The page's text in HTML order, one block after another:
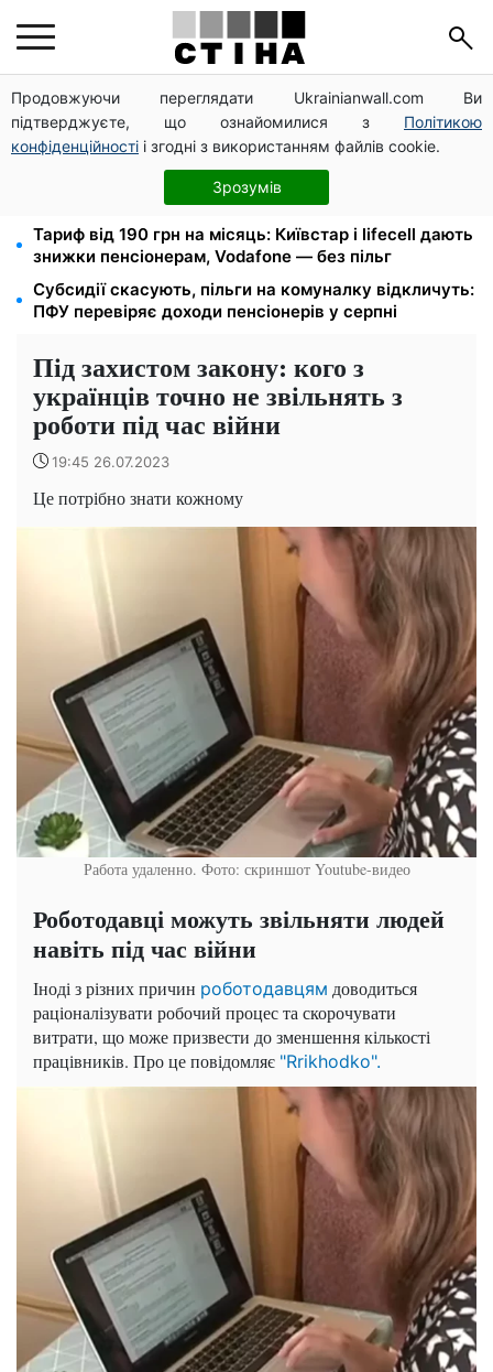
Продовжуючи переглядати Ukrainianwall.com Ви
підтверджуєте, що ознайомилися з Політикою
конфіденційності і згодні з використанням файлів cookie.
Зрозумів
Директорка ДОЗ Києва Тетяна Мостепан:
Демографічна криза потребує нових рішень уже
сьогодні
Пенсійна реформа у вересні: добровільні
накопичення й перегляд спецпенсій суддів
Тариф від 190 грн на місяць: Київстар і lifecell дають
знижки пенсіонерам, Vodafone — без пільг
Субсидії скасують, пільги на комуналку відкличуть:
ПФУ перевіряє доходи пенсіонерів у серпні
Під захистом закону: кого з
українців точно не звільнять з
роботи під час війни
19:45 26.07.2023
Це потрібно знати кожному
Работа удаленно. Фото: скриншот Youtube-видео
Роботодавці можуть звільняти людей
навіть під час війни
Іноді з різних причин роботодавцям доводиться
раціоналізувати робочий процес та скорочувати
витрати, що може призвести до зменшення кількості
працівників. Про це повідомляє "Rrikhodko".